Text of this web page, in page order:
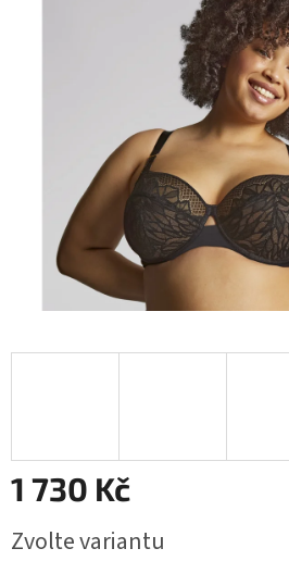
1 730 Kč
cena:
Zvolte variantu